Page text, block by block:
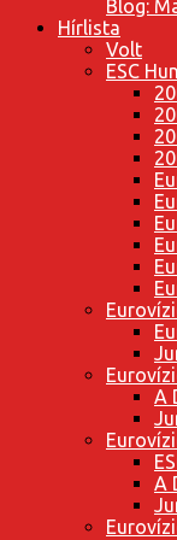
Blog:
Hírlista
Volt
ESC
A
A